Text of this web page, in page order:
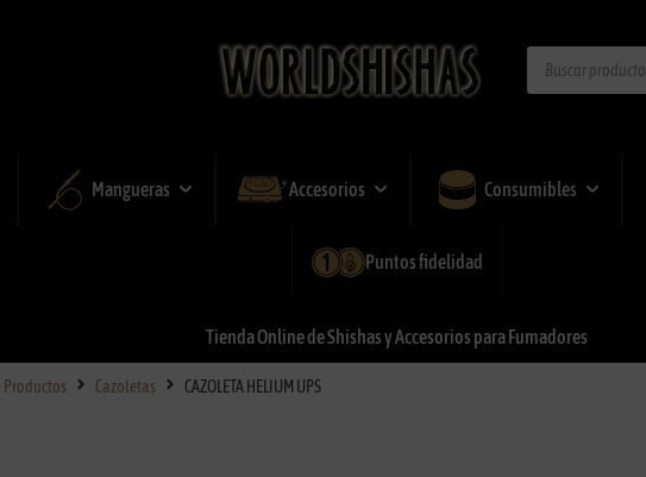
Mangueras Accesorios Consumibles
Puntos fidelidad
TiendaOnlinedeShishasyAccesorios paraFumadores
Productos Cazoletas CAZOLETA HELIUM UPS